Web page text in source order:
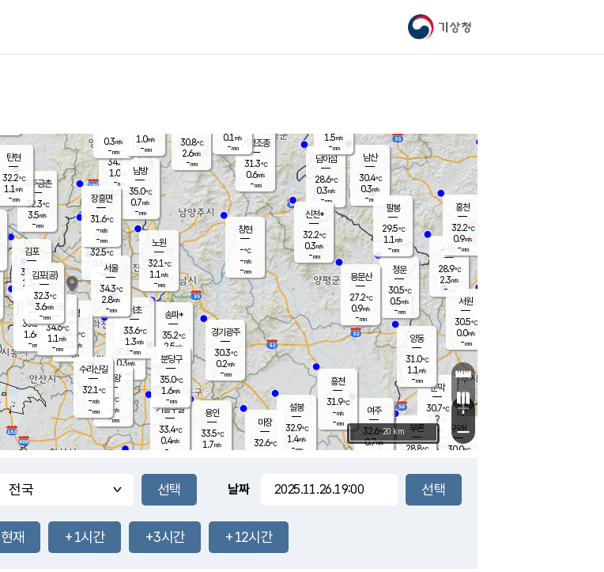
기상청
문막
30.7℃
1.9m/s
mm
남이섬
28.6℃
0.3m/s
-mm
양주
34.3℃
1.0
-mm
부론
28.8℃
과천
30.8℃
0.3m/s
- mm
남산
30.4℃
0.3m/s
-mm
-mm
청운
30.5℃
0.5m/s
-mm
팔봉
29.5℃
1.1 m/s
-mm
-mm
용인
33.5℃
1.7m/s
여주
32.6℃
0.7m/s
양동
31.0℃
1.1m/s
-mm
경기광주
30.3℃
0.2m/s
-mm
장호원
1.5m/s
-mm
29.0
℃
파주금촌
32.3℃
3.5m/s
-mm
가평조종
31.3℃
0.6m/s
-mm
30.8℃
2.6m/s
-mm
신천*
32.2℃
0.3m/s
-mm
창현
-℃
-m/s
-mm
탄현
32.2℃
1.1 m/s
-mm
0.1 m/s
-mm
34.1℃
1.0m/s
-mm
흥천
31.9℃
-m/s
-mm
마장
32.6℃
의왕
- ℃
-m/s
-mm
김포
33.0℃
1.3 m/s
mm
설봉
32.9℃
1.4m/s
-mm
광명
34.4 ℃
2.1 m/s
-mm
부천
33.3℃
1.6m/s
-mm
-mm
구로
34.6℃
1.1 m/s
-mm
은평
32.5℃
0.3 m/s
- mm
노원
32.1℃
1.1 m/s
-mm
송파*
35.2℃
2.5m/s
-mm
서초
33.6℃
1.3m/s
-mm
남방
35.0℃
0.7m/s
-mm
기흥구갈
33.4℃
0.4m/s
-
수리산길
32.1℃
-m/s
-mm
분당구
35.0℃
1.6m/s
-mm
장흥면
31.6℃
-m/s
-mm
0.3m/s
-mm
시동
28.9℃
2.3m/s
- mm
귀래
30.0℃
서원
30.5℃
0.0m/s
-mm
용문산
27.2℃
0.9m/s
-mm
홍천
32.2℃
0.9m/s
-mm
김포(공)
32.3℃
3.6m/s
-mm
서울
34.3℃
2.8m/s
-mm
1.0m/s
-mm
+
−
20 km
날짜
현재 +1시간 +3시간 +12시간